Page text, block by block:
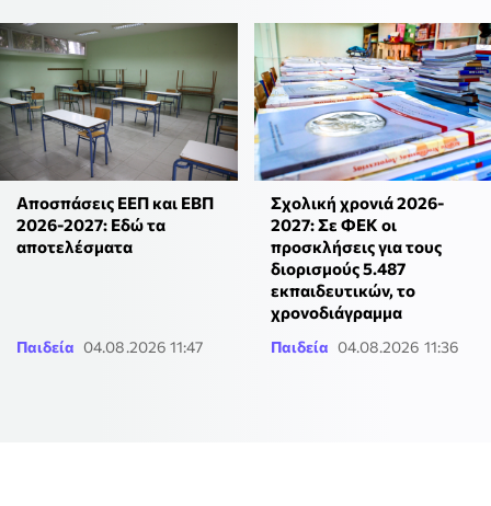
Αποσπάσεις ΕΕΠ και ΕΒΠ
2026-2027: Εδώ τα
αποτελέσματα
Παιδεία 04.08.2026 11:47
Σχολική χρονιά 2026-
2027: Σε ΦΕΚ οι
προσκλήσεις για τους
διορισμούς 5.487
εκπαιδευτικών, το
χρονοδιάγραμμα
Παιδεία 04.08.2026 11:36